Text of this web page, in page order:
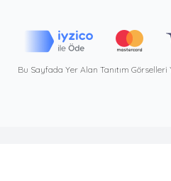
Bu Sayfada Yer Alan Tanıtım